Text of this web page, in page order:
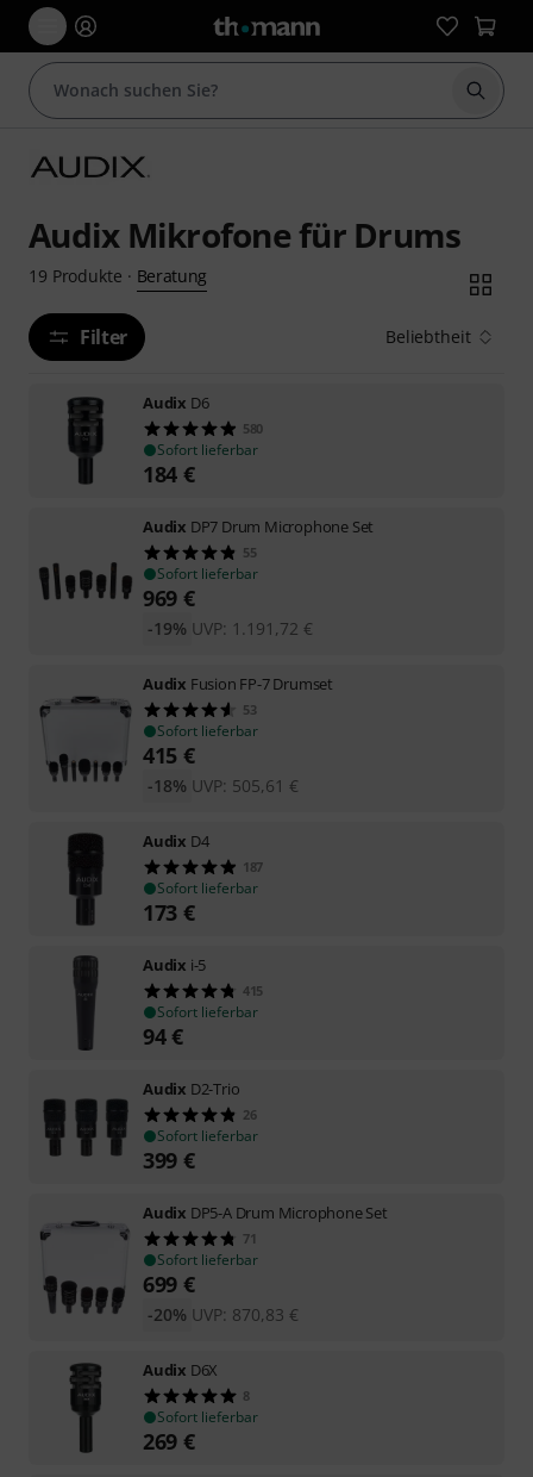
Suche
Audix Mikrofone für Drums
19 Produkte · Beratung
Filter Beliebtheit
Audix D6
580
Sofort lieferbar
184 €
Audix DP7 Drum Microphone Set
55
Sofort lieferbar
969 €
UVP: 1.191,72 €
-19%
Audix Fusion FP-7 Drumset
53
Sofort lieferbar
415 €
UVP: 505,61 €
-18%
Audix D4
187
Sofort lieferbar
173 €
Audix i-5
415
Sofort lieferbar
94€
Audix D2-Trio
26
Sofort lieferbar
399 €
Audix DP5-A Drum Microphone Set
71
Sofort lieferbar
699 €
UVP: 870,83 €
-20%
Audix D6X
8
Sofort lieferbar
269 €